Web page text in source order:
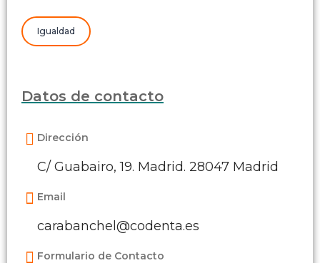
Igualdad
Datos de contacto
Dirección
C/ Guabairo, 19. Madrid. 28047 Madrid
Email
carabanchel@codenta.es
Formulario de Contacto